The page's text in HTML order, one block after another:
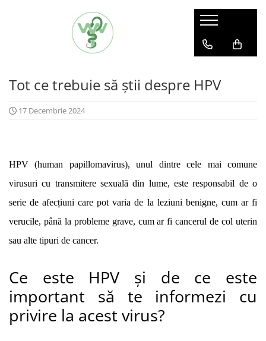
Suplimente Pentru Bărbați
Tot ce trebuie să știi despre HPV
17 Decembrie 2024
HPV (human papillomavirus), unul dintre cele mai comune
virusuri cu transmitere sexuală din lume, este responsabil de o
serie de afecțiuni care pot varia de la leziuni benigne, cum ar fi
verucile, până la probleme grave, cum ar fi cancerul de col uterin
sau alte tipuri de cancer.
Ce este HPV și de ce este
important să te informezi cu
privire la acest virus?